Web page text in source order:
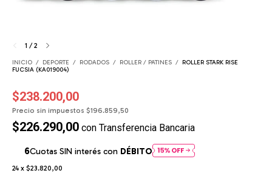
1 /2
INICIO / DEPORTE / RODADOS / ROLLER / PATINES / ROLLER STARK RISE
FUCSIA (KA019004)
$238.200,00
Precio sin impuestos $196.859,50
$226.290,00 con Transferencia Bancaria
Cuotas SIN interés con DÉBITO
24 x $23.820,00